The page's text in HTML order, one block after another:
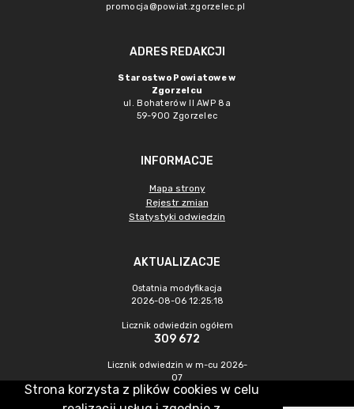
promocja@powiat.zgorzelec.pl
ADRES REDAKCJI
Starostwo Powiatowe w
Zgorzelcu
ul. Bohaterów II AWP 8a
59-900 Zgorzelec
INFORMACJE
Mapa strony
Rejestr zmian
Statystyki odwiedzin
AKTUALIZACJE
Ostatnia modyfikacja
2026-08-06 12:25:18
Licznik odwiedzin ogółem
309 672
Licznik odwiedzin w m-cu 2026-
07
370
Strona korzysta z plików cookies w celu